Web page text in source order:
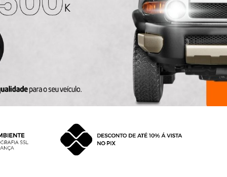
Fiat
Central Multimídia Mp5 Fiat Mobi
Câmera Bt Espelh...